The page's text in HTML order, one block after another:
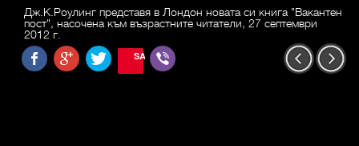
Дж.К.Роулинг представя в Лондон новата си книга "Вакантен
пост", насочена към възрастните читатели, 27 септември
2012 г.
SAVE